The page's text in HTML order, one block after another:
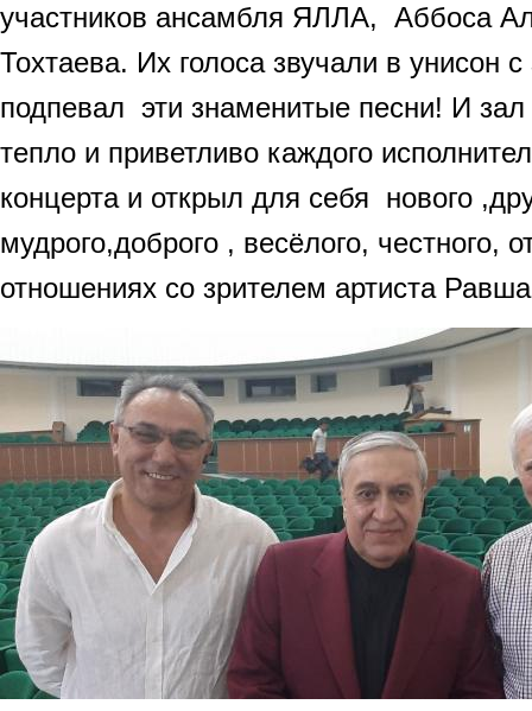
участников ансамбля ЯЛЛА, Аббоса
Тохтаева. Их голоса звучали в унисон
подпевал эти знаменитые песни! И
тепло и приветливо каждого
концерта и открыл для себя нового
мудрого,доброго , весёлого, честного,
отношениях со зрителем артиста